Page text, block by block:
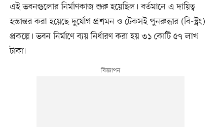
এই ভবনগুলোর নির্মাণকাজ শুরু হয়েছিল। বর্তমানে এ দায়িত্ব
হস্তান্তর করা হয়েছে দুর্যোগ প্রশমন ও টেকসই পুনরুদ্ধার (বি-স্ট্রং)
প্রকল্পে। ভবন নির্মাণে ব্যয় নির্ধারণ করা হয় ৩১ কোটি ৫৭ লাখ
টাকা।